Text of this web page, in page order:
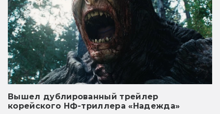
Вышел дублированный трейлер
корейского НФ-триллера «Надежда»